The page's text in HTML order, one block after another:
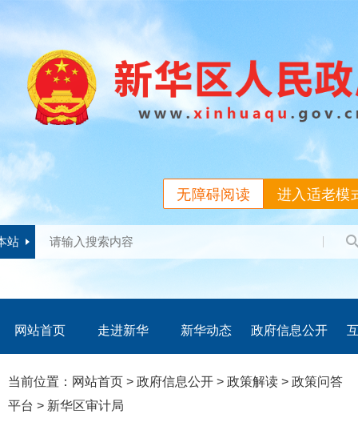
进入适老模
无障碍阅读
站
网站首页 走进新华 新华动态 政府信息公开
当前位置： 网站首页 > 政府信息公开 > 政策解读 > 政策问答
平台 > 新华区审计局